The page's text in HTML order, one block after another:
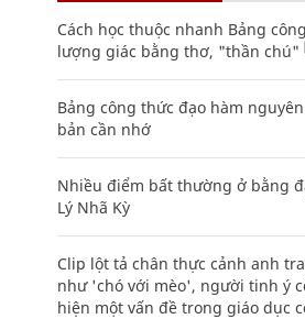
Cách học thuộc nhanh Bảng
lượng giác bằng thơ, "thần chú"
Bảng công thức đạo hàm
bản cần nhớ
Nhiều điểm bất thường ở bằng
Lý Nhã Kỳ
Clip lột tả chân thực cảnh anh
như 'chó với mèo', người tinh ý
hiện một vấn đề trong giáo dục